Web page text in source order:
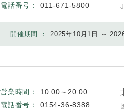
電話番号：
011-671-5800
開催期間 ： 2025年10月1日 ～
営業時間：
10:00～20:00
電話番号：
0154-36-8388